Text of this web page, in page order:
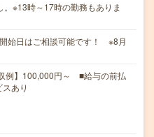
※13時～17時の勤務もありま
始日はご相談可能です！ ※8月
例】100,000円～ ■給与の前払
あり